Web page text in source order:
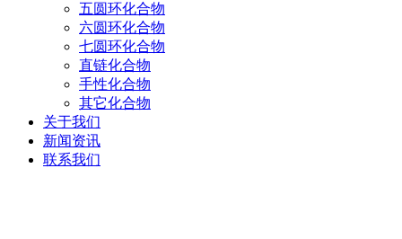
五圆环化合物
六圆环化合物
七圆环化合物
直链化合物
手性化合物
其它化合物
关于我们
新闻资讯
联系我们